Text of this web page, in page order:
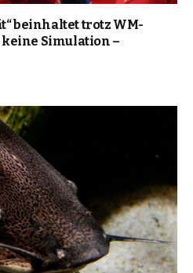
beinhaltet trotz WM-
Simulation –